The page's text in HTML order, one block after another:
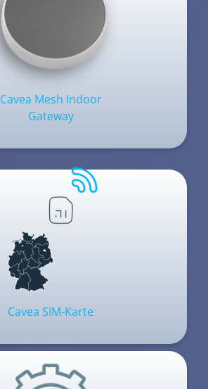
Cavea Mesh Indoor
Gateway
Cavea SIM-Karte